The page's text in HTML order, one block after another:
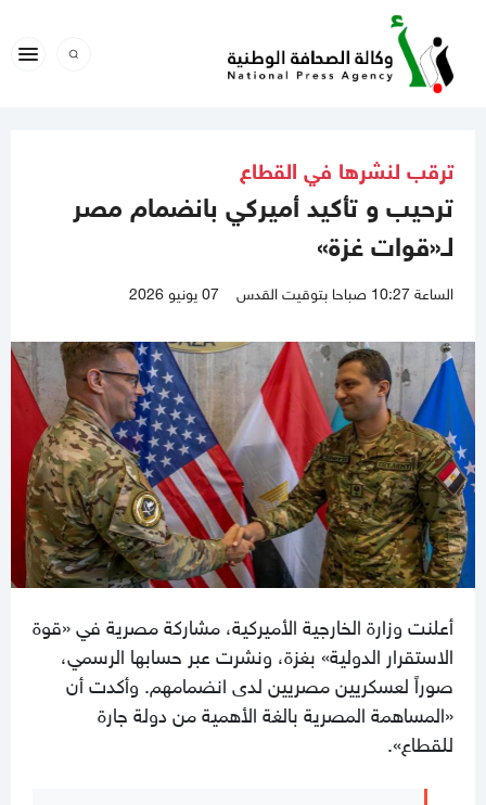
ترقب لنشرها في القطاع
ترحيب و تأكيد أميركي بانضمام مصر
لـ«قوات غزة»
الساعة 10:27 صباحا بتوقيت القدس 07 يونيو 2026
أعلنت وزارة الخارجية الأميركية، مشاركة مصرية في «قوة
الاستقرار الدولية» بغزة، ونشرت عبر حسابها الرسمي،
صوراً لعسكريين مصريين لدى انضمامهم. وأكدت أن
«المساهمة المصرية بالغة الأهمية من دولة جارة
للقطاع».